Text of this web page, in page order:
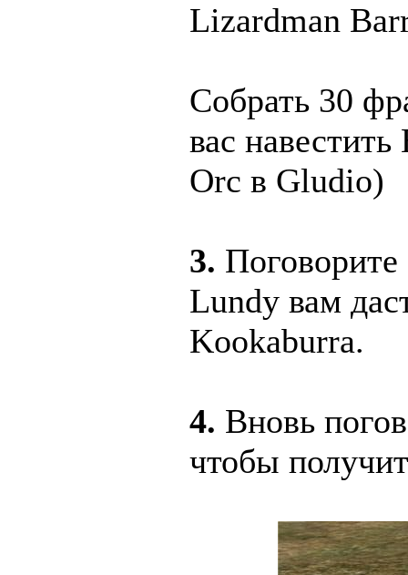
Lizardman
Собрать 30
вас
Orc в Gludio)
3.
Lundy вам
Kookaburra.
4. Вновь
чтобы